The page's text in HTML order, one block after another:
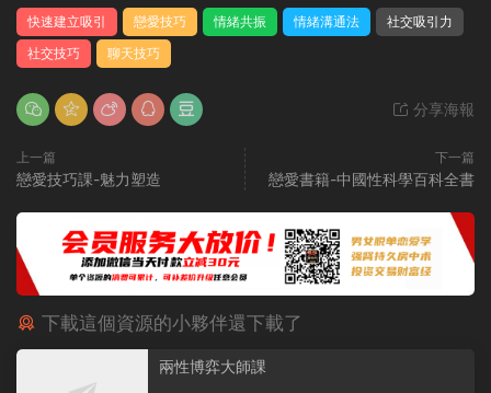
快速建立吸引 戀愛技巧 情緒共振 情緒溝通法
社交吸引力
社交技巧
聊天技巧
分享海報
上一篇
戀愛技巧課-魅力塑造
下一篇
戀愛書籍-中國性科學百科全書
下載這個資源的小夥伴還下載了
兩性博弈大師課